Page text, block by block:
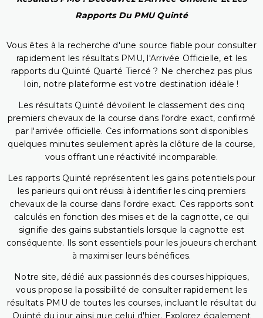
Rapports Du PMU Quinté
Vous êtes à la recherche d'une source fiable pour consulter
rapidement les résultats PMU, l'Arrivée Officielle, et les
rapports du Quinté Quarté Tiercé ? Ne cherchez pas plus
loin, notre plateforme est votre destination idéale !
Les résultats Quinté dévoilent le classement des cinq
premiers chevaux de la course dans l'ordre exact, confirmé
par l'arrivée officielle. Ces informations sont disponibles
quelques minutes seulement après la clôture de la course,
vous offrant une réactivité incomparable.
Les rapports Quinté représentent les gains potentiels pour
les parieurs qui ont réussi à identifier les cinq premiers
chevaux de la course dans l'ordre exact. Ces rapports sont
calculés en fonction des mises et de la cagnotte, ce qui
signifie des gains substantiels lorsque la cagnotte est
conséquente. Ils sont essentiels pour les joueurs cherchant
à maximiser leurs bénéfices.
Notre site, dédié aux passionnés des courses hippiques,
vous propose la possibilité de consulter rapidement les
résultats PMU de toutes les courses, incluant le résultat du